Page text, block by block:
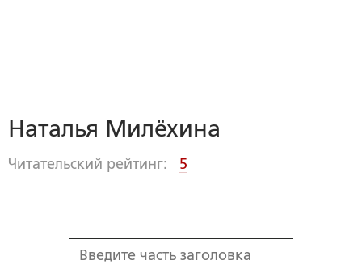
Наталья Милёхина
Читательский рейтинг: 5